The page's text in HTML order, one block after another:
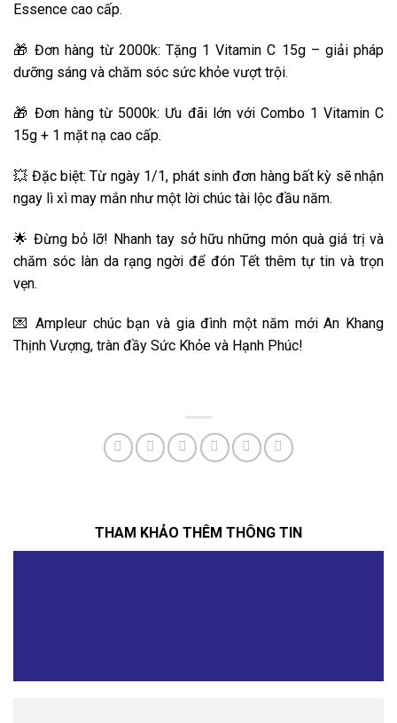
Essence cao cấp.
🎁 Đơn hàng từ 2000k: Tặng 1 Vitamin C 15g – giải pháp
dưỡng sáng và chăm sóc sức khỏe vượt trội.
🎁 Đơn hàng từ 5000k: Ưu đãi lớn với Combo 1 Vitamin C
15g + 1 mặt nạ cao cấp.
💥 Đặc biệt: Từ ngày 1/1, phát sinh đơn hàng bất kỳ sẽ nhận
ngay lì xì may mắn như một lời chúc tài lộc đầu năm.
🌟 Đừng bỏ lỡ! Nhanh tay sở hữu những món quà giá trị và
chăm sóc làn da rạng ngời để đón Tết thêm tự tin và trọn
vẹn.
💌 Ampleur chúc bạn và gia đình một năm mới An Khang
Thịnh Vượng, tràn đầy Sức Khỏe và Hạnh Phúc!
THAM KHẢO THÊM THÔNG TIN